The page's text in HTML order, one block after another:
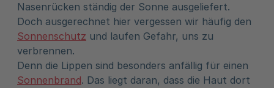
Nasenrücken ständig der Sonne ausgeliefert.
Doch ausgerechnet hier vergessen wir häufig den
Sonnenschutz und laufen Gefahr, uns zu
verbrennen.
Denn die Lippen sind besonders anfällig für einen
Sonnenbrand. Das liegt daran, dass die Haut dort